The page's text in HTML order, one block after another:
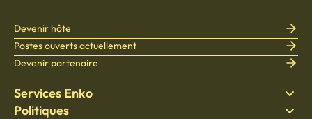
Services Enko
Trouver un logement
Politiques
Devenir hôte
Postes ouverts actuellement
Devenir partenaire